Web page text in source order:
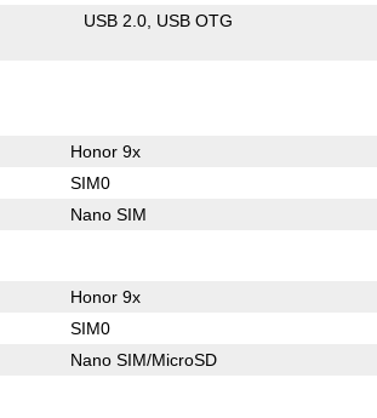
USB 2.0 USB OTG
Honor 9x
SIM0
Nano SIM
Honor 9x
SIM0
Nano SIM/MicroSD